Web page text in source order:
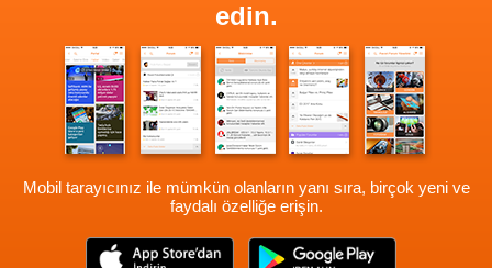
edin.
Mobil tarayıcınız ile mümkün olanların yanı sıra, birçok yeni ve
faydalı özelliğe erişin.